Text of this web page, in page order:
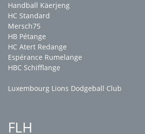
Handball Käerjeng
HC Standard
Mersch75
HB Pétange
HC Atert Redange
Espérance Rumelange
HBC Schifflange
Luxembourg Lions Dodgeball Club
FLH